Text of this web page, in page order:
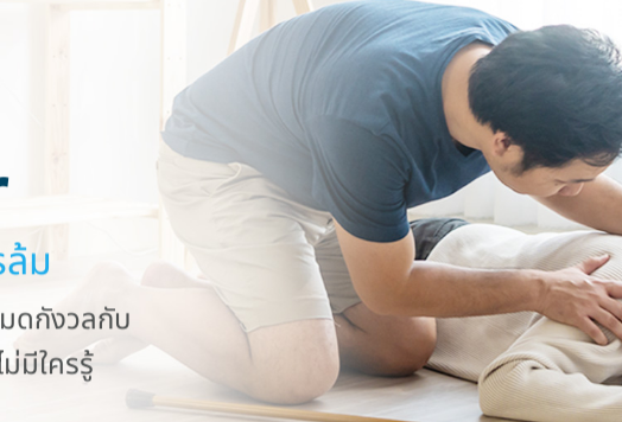
ม
ดกังวลกับ
มีใครรู้